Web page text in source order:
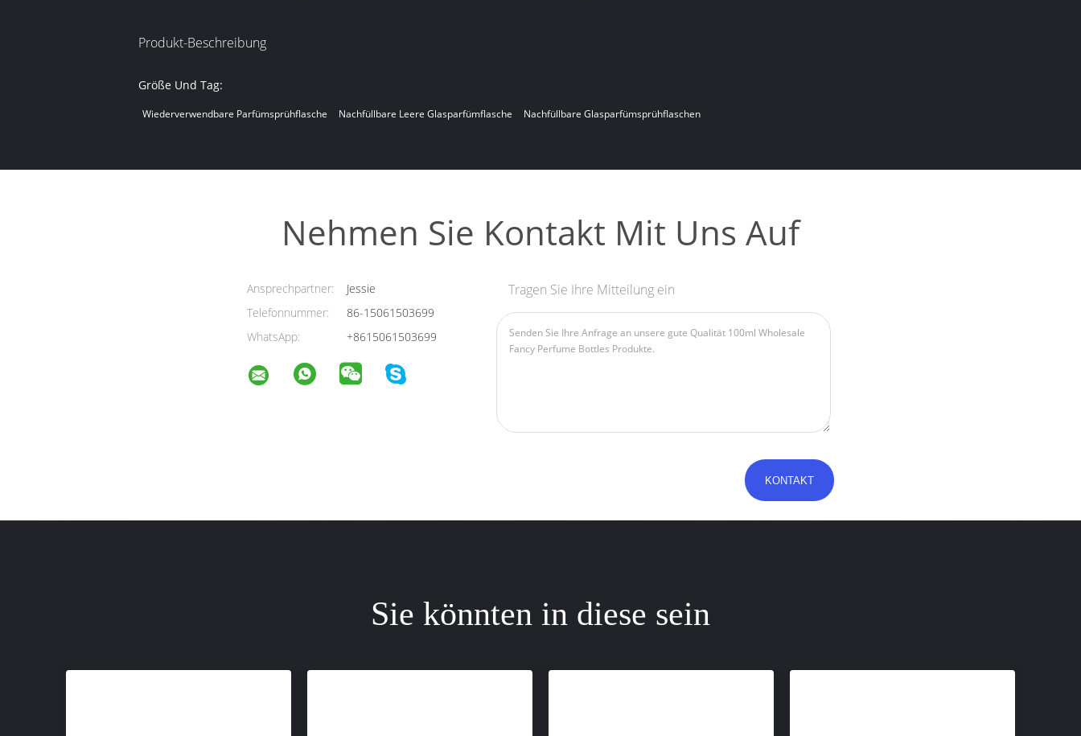
Produkt-Beschreibung
Größe Und Tag:
Wiederverwendbare Parfümsprühflasche Nachfüllbare Leere Glasparfümflasche Nachfüllbare Glasparfümsprühflaschen
Nehmen Sie Kontakt Mit Uns Auf
Ansprechpartner:
Jessie
Telefonnummer:
86-15061503699
WhatsApp:
+8615061503699
Tragen Sie Ihre Mitteilung ein
Sie könnten in diese sein